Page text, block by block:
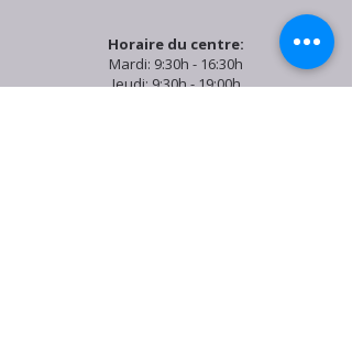
Horaire du centre:
Mardi: 9:30h - 16:30h
Jeudi: 9:30h - 19:00h